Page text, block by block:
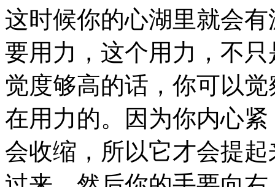
这时候你的心湖里就会
要用力，这个用力，不
觉度够高的话，你可以
在用力的。因为你内心
会收缩，所以它才会提